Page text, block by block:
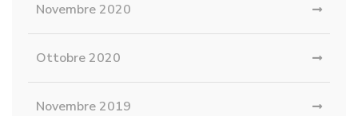
Novembre 2020
Ottobre 2020
Novembre 2019